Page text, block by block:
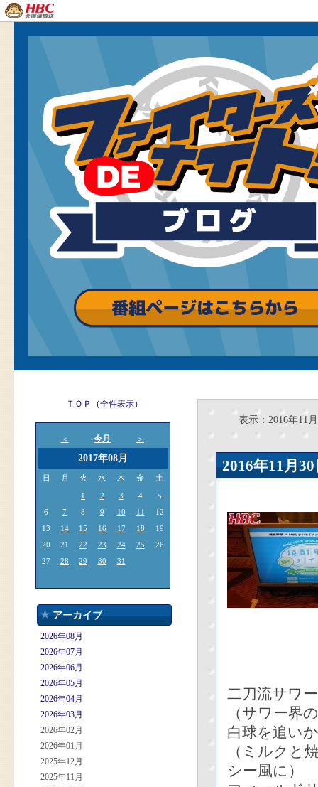
ＴＯＰ（全件表示）
＜ 今月 ＞
2017年08月
日 月 火 水 木 金 土
1 2 3 4
5
6
7 8 9 10 11
12
13
14 15 16 17 18
19
20
21 22 23 24 25
26
27
28 29 30 31
アーカイブ
2026年08月
2026年07月
2026年06月
2026年05月
2026年04月
2026年03月
2026年02月
2026年01月
2025年12月
2025年11月
表示：2016年11月
2016年11
二刀流サ
（サワー界
白球を追い
（ミルクと
シー風に）